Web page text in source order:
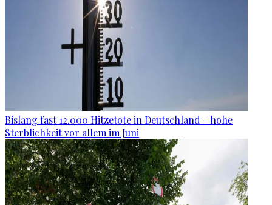
Bislang fast 12.000 Hitzetote in Deutschland - hohe
Sterblichkeit vor allem im Juni